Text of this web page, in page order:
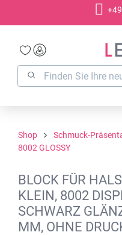
Shop Schmuck-
8002 GLOSSY
BLOCK FÜR
KLEIN, 8002
SCHWARZ
MM, OHNE